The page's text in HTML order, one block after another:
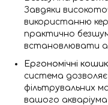
Завдяки
використанню
практично
встановлювати
Ергономічні
система дозволяє
фільтрувальних
вашого